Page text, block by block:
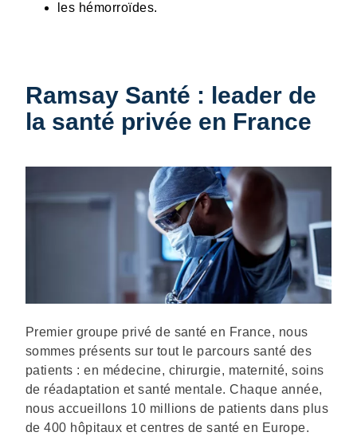
les hémorroïdes.
Ramsay Santé : leader de
la santé privée en France
Description
Premier groupe privé de santé en France, nous
sommes présents sur tout le parcours santé des
patients : en médecine, chirurgie, maternité, soins
de réadaptation et santé mentale. Chaque année,
nous accueillons 10 millions de patients dans plus
de 400 hôpitaux et centres de santé en Europe.